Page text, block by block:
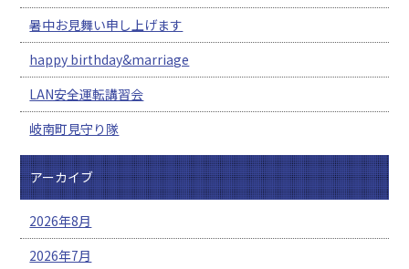
暑中お見舞い申し上げます
happy birthday&marriage
LAN安全運転講習会
岐南町見守り隊
アーカイブ
2026年8月
2026年7月